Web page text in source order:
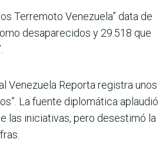
Terremoto Venezuela” data de
desaparecidos y 29.518 que
Venezuela Reporta registra unos
La fuente diplomática aplaudió
las iniciativas, pero desestimó la